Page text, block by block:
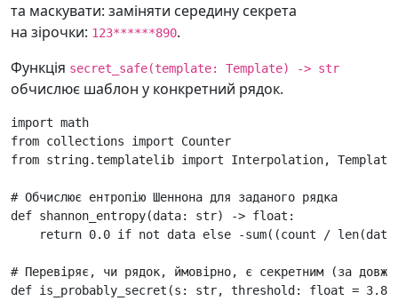
та маскувати: заміняти середину секрета
на зірочки: 123******890.
Функція secret_safe(template: Template) -> str
обчислює шаблон у конкретний рядок.
import math
from collections import
Counter
from string.templatelib import Interpolation, Template
# Обчислює ентропію Шеннона для заданого рядка
def shannon_entropy(data: str) -> float :
return 0.0 if not data else -sum((count / len(data
# Перевіряє, чи рядок, ймовірно, є секретним (за
def is_probably_secret (s : str, threshold : float = 3.8